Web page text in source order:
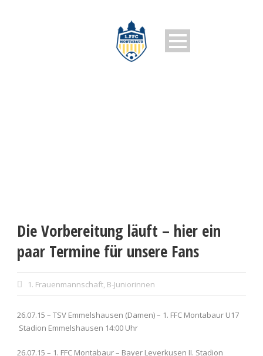
Die Vorbereitung läuft – hier ein
paar Termine für unsere Fans
1. Frauenmannschaft, B-Juniorinnen
26.07.15 – TSV Emmelshausen (Damen) – 1. FFC Montabaur U17
Stadion Emmelshausen 14:00 Uhr
26.07.15 – 1. FFC Montabaur – Bayer Leverkusen II. Stadion